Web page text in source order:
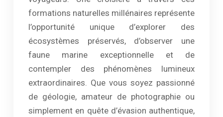
formations naturelles millénaires représente
l’opportunité unique d’explorer des
écosystèmes préservés, d’observer une
faune marine exceptionnelle et de
contempler des phénomènes lumineux
extraordinaires. Que vous soyez passionné
de géologie, amateur de photographie ou
simplement en quête d’évasion authentique,